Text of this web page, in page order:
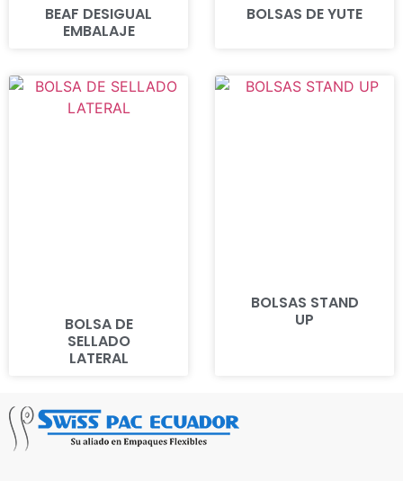
BEAF DESIGUAL
EMBALAJE
BOLSAS DE YUTE
BOLSA DE
SELLADO
LATERAL
BOLSAS STAND
UP